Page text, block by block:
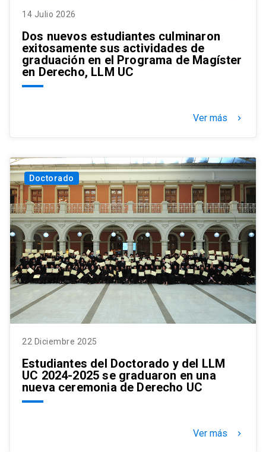
14 Julio 2026
Dos nuevos estudiantes culminaron
exitosamente sus actividades de
graduación en el Programa de Magíster
en Derecho, LLM UC
Ver más keyboard_arrow_right
Doctorado
22 Diciembre 2025
Estudiantes del Doctorado y del LLM
UC 2024-2025 se graduaron en una
nueva ceremonia de Derecho UC
Ver más keyboard_arrow_right